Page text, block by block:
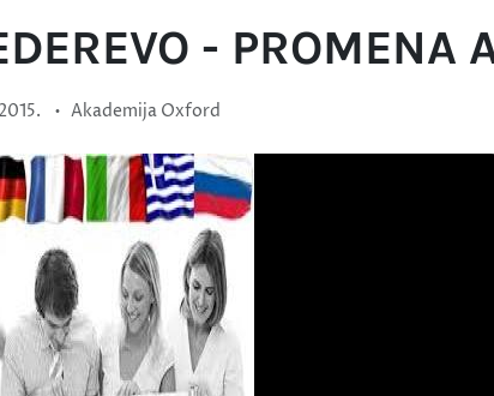
- PROMENA
• Akademija Oxford